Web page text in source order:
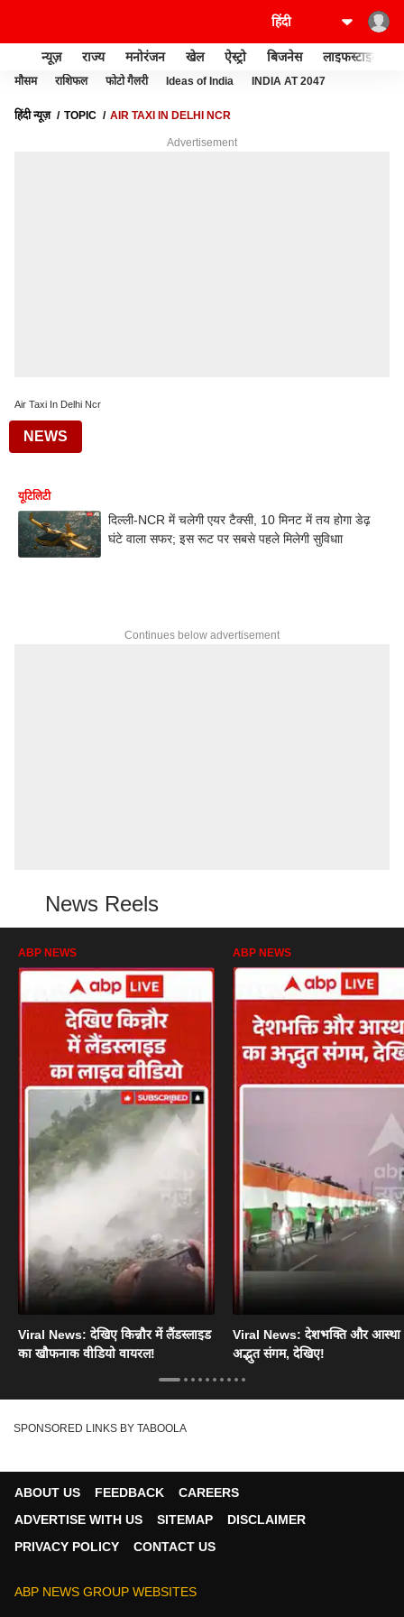
न्यूज़ राज्य मनोरंजन खेल ऐस्ट्रो बिजनेस लाइफस्टाइल
मौसम राशिफल फोटो गैलरी Ideas of India INDIA AT 2047
हिंदी न्यूज़ TOPIC AIR TAXI IN DELHI NCR
Advertisement
Air Taxi In Delhi Ncr
NEWS
यूटिलिटी
दिल्ली-NCR में चलेगी एयर टैक्सी, 10 मिनट में तय होगा डेढ़
घंटे वाला सफर; इस रूट पर सबसे पहले मिलेगी सुविधाा
Continues below advertisement
News Reels
ABP NEWS
Viral News: देखिए किन्नौर में लैंडस्लाइड
का खौफनाक वीडियो वायरल!
ABP NEWS
Viral News: देशभक्ति और आस्था
अद्भुत संगम, देखिए!
SPONSORED LINKS BY TABOOLA
ABOUT US FEEDBACK
CAREERS
ADVERTISE WITH US
SITEMAP
DISCLAIMER
PRIVACY POLICY
CONTACT US
ABP NEWS GROUP WEBSITES